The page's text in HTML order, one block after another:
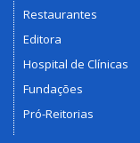
Restaurantes
Editora
Hospital de Clínicas
Fundações
Pró-Reitorias